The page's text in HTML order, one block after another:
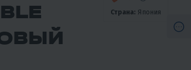
Страна: Япония